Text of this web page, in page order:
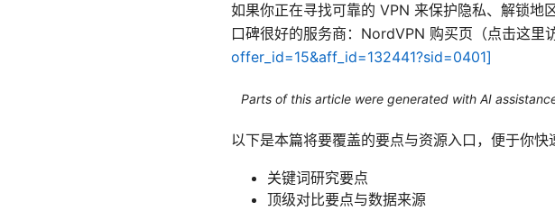
如果你正在寻找可靠的 VPN 来保护隐私、解锁地
口碑很好的服务商：NordVPN 购买页（点击这里
offer_id=15&aff_id=132441?sid=0401]
Parts of this article were generated with AI
以下是本篇将要覆盖的要点与资源入口，便于你快
关键词研究要点
顶级对比要点与数据来源